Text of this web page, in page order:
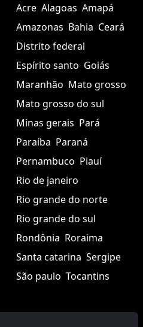
Acre Alagoas Amapá
Amazonas Bahia Ceará
Distrito federal
Espírito santo Goiás
Maranhão Mato grosso
Mato grosso do sul
Minas gerais Pará
Paraíba Paraná
Pernambuco Piauí
Rio de janeiro
Rio grande do norte
Rio grande do sul
Rondônia Roraima
Santa catarina Sergipe
São paulo Tocantins